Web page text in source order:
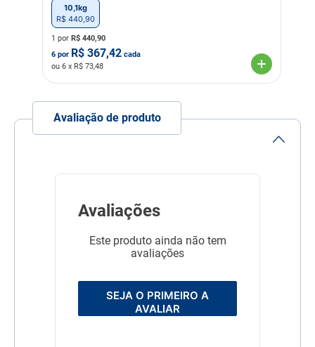
10,1kg
R$ 440 90
1 por R$ 440,90
6 por R$ 367,42 cada
ou 6 x R$ 73,48
Avaliação de produto
Avaliações
Este produto ainda não tem
avaliações
SEJA O PRIMEIRO A
AVALIAR